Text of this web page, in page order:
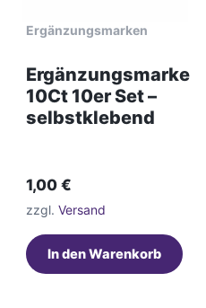
Ergänzungsmarken
Ergänzungsmarke
10Ct 10er Set –
selbstklebend
1,00 €
zzgl. Versand
In den Warenkorb